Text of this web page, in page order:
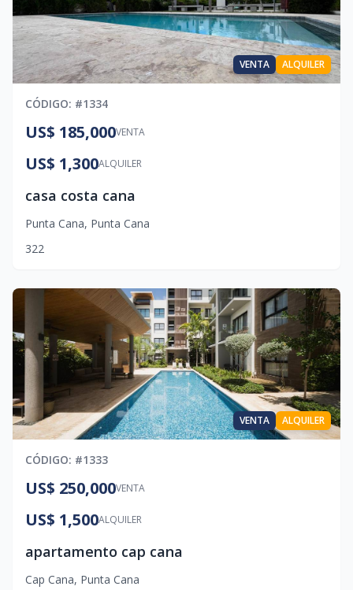
VENTA ALQUILER
CÓDIGO: #1334
VENTA
US$ 185,000
ALQUILER
US$ 1,300
casa costa cana
Punta Cana, Punta Cana
322
VENTA ALQUILER
CÓDIGO: #1333
VENTA
US$ 250,000
ALQUILER
US$ 1,500
apartamento cap cana
Cap Cana, Punta Cana